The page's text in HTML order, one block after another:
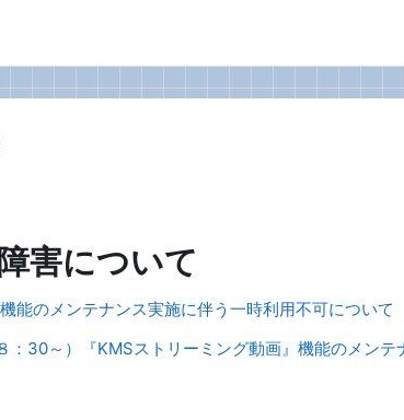
害について
のメンテナンス実施に伴う一時利用不可について
：30～）『KMSストリーミング動画』機能のメン